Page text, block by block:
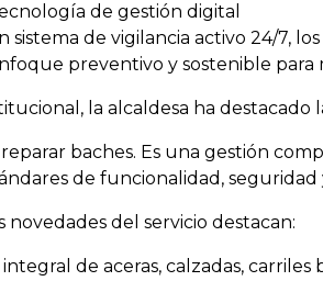
de gestión digital
sistema de vigilancia activo 24/7,
preventivo y sostenible
la alcaldesa ha
reparar baches. Es una gestión
de funcionalidad,
novedades del servicio destacan:
de aceras, calzadas, carriles